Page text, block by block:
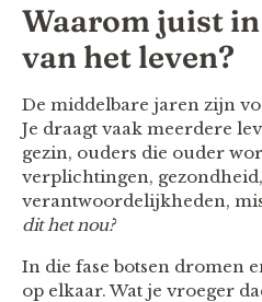
Waarom juist
van het leven?
De middelbare jaren zijn
Je draagt vaak meerdere
gezin, ouders die ouder
verplichtingen,
verantwoordelijkheden,
dit het nou?
In die fase botsen dromen
op elkaar. Wat je vroeger